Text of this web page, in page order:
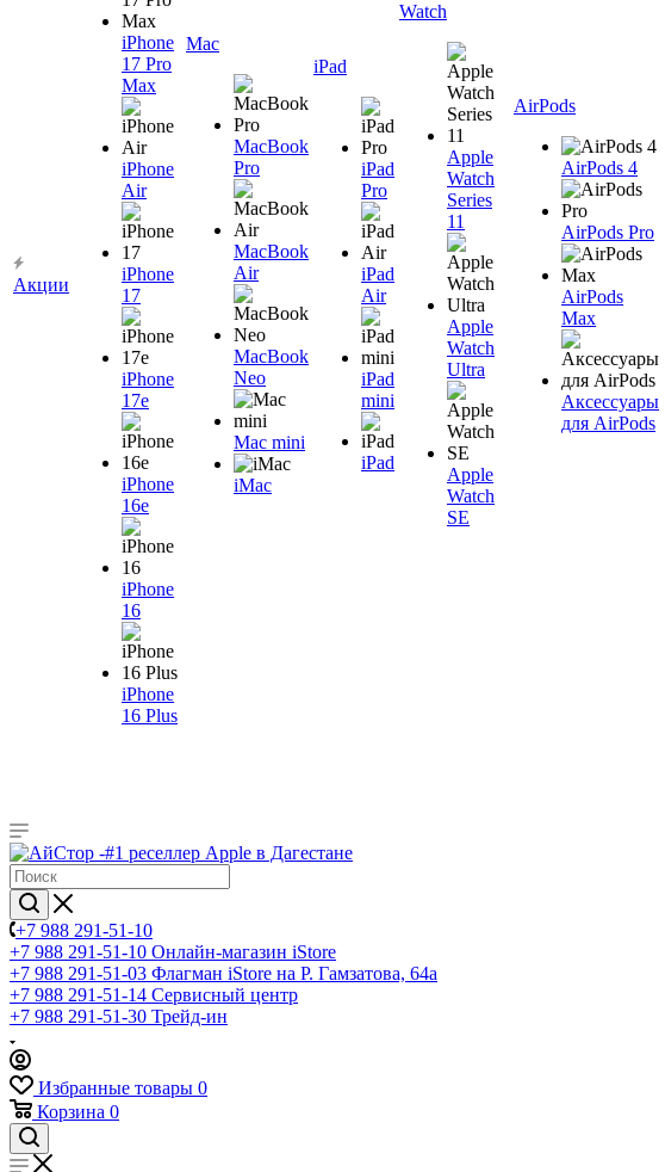
Акции
iPhone
17 Pro
Max
iPhone
Air
iPhone
17
iPhone
17e
iPhone
16e
iPhone
16
iPhone
16 Plus
Mac
MacBook
Pro
MacBook
Air
MacBook
Neo
Mac mini
iMac
iPad
iPad
Pro
iPad
Air
iPad
mini
iPad
Watch
Apple
Watch
Series
11
Apple
Watch
Ultra
Apple
Watch
SE
AirPods
AirPods 4
AirPods Pro
AirPods
Max
Аксессуары
для AirPods
+7 988 291-51-10
+7 988 291-51-10 Онлайн-магазин iStore
+7 988 291-51-03 Флагман iStore на Р. Гамзатова, 64а
+7 988 291-51-14 Сервисный центр
+7 988 291-51-30 Трейд-ин
Избранные товары 0
Корзина 0